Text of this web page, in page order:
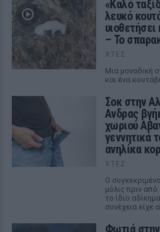
«Καλό
λευκό
– Το
ΧΤΕΣ
Μια μοναδική
και ένα κουτάβι
Σοκ στην
Ανδρας
χωριού
γεννητικά
ανηλίκα
ΧΤΕΣ
Ο
μόλις πριν
το ίδιο
συνέχεια είχε
Φωτιά